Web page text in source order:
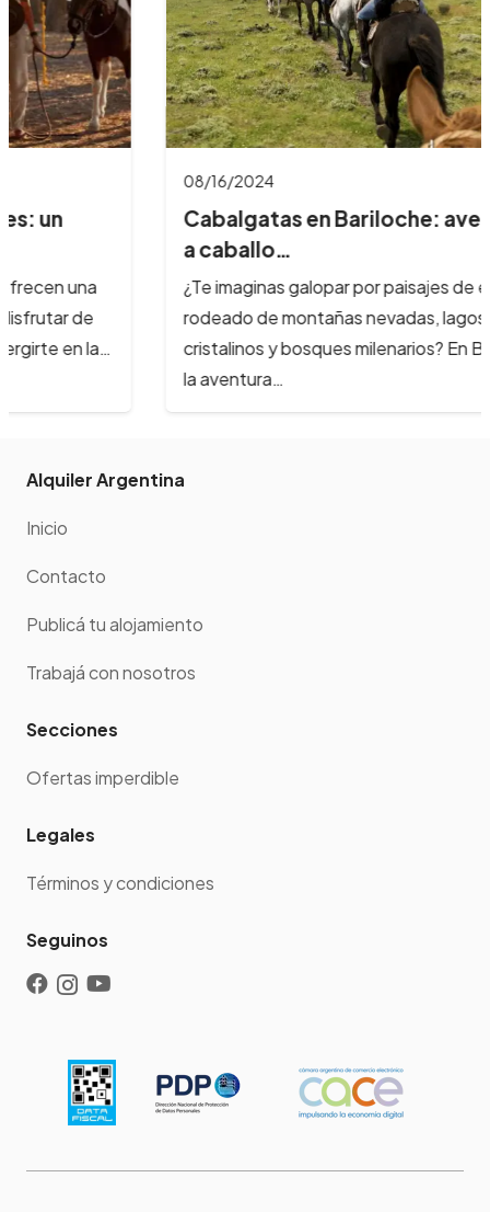
Cabalgatas en Bariloche: aventuras
¿Te imaginas galopar por paisajes de ensueño,
rodeado de montañas nevadas, lagos
cristalinos y bosques milenarios? En Bariloche,
Alquiler Argentina
Inicio
Contacto
Publicá tu alojamiento
Trabajá con nosotros
Secciones
Ofertas imperdible
Legales
Términos y condiciones
Seguinos